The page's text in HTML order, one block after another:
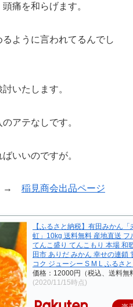
痛を和らげます。
るように言われてるんでし
いたします。
アテなしです。
いいのですが。
→ 稲見商会出品ページ
【ふるさと納税】有田みかん「
虹」10kg 送料無料 産地直送 フ
てんこ盛り てんこもり 本場 和
田市 ありだ みかん 幸せの連鎖
コク ジューシー S M L ふるさ
価格：12000円（税込、送料無
(2020/11/15時点)